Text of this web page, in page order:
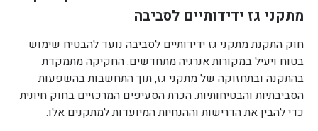
מתקני גז ידידותיים לסביבה
חוק התקנת מתקני גז ידידותיים לסביבה נועד להבטיח שימוש
בטוח ויעיל במקורות אנרגיה מתחדשים. החקיקה מתמקדת
בהתקנה ובתחזוקה של מתקני גז, תוך התחשבות בהשפעות
הסביבתיות והבטיחותיות. הכרת הסעיפים המרכזיים בחוק חיונית
כדי להבין את הדרישות וההנחיות המיועדות למתקנים אלו.